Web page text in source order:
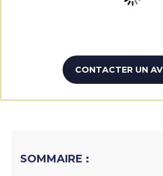
CONTACTER UN
SOMMAIRE :